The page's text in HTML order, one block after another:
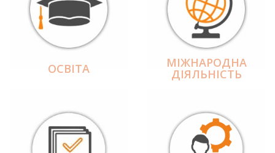
ОСВІТА МІЖНАРОДНА
ДІЯЛЬНІCТЬ